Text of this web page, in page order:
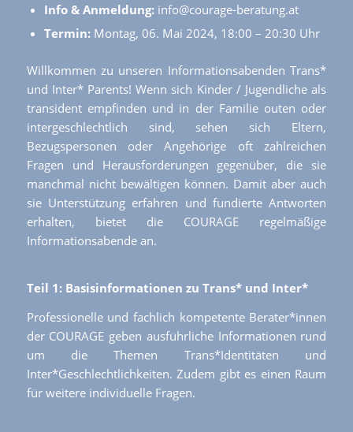
Info & Anmeldung:info@courage-beratung.at
Termin:Montag, 06. Mai 2024, 18:00 – 20:30 Uhr
Willkommen zu unseren Informationsabenden Trans*
und Inter* Parents! Wenn sich Kinder / Jugendliche als
transident empfinden und in der Familie outen oder
intergeschlechtlich sind, sehen sich Eltern,
Bezugspersonen oder Angehörige oft zahlreichen
Fragen und Herausforderungen gegenüber, die sie
manchmal nicht bewältigen können. Damit aber auch
sie Unterstützung erfahren und fundierte Antworten
erhalten, bietet die COURAGE regelmäßige
Informationsabende an.
Teil 1: Basisinformationen zu Trans* und Inter*
Professionelle und fachlich kompetente Berater*innen
der COURAGE geben ausführliche Informationen rund
um die Themen Trans*Identitäten und
Inter*Geschlechtlichkeiten. Zudem gibt es einen Raum
für weitere individuelle Fragen.